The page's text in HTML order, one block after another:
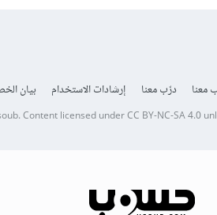
معنا درّب معنا إرشادات الاستخدام بيان
.Content licensed underCC BY-NC-SA 4.0